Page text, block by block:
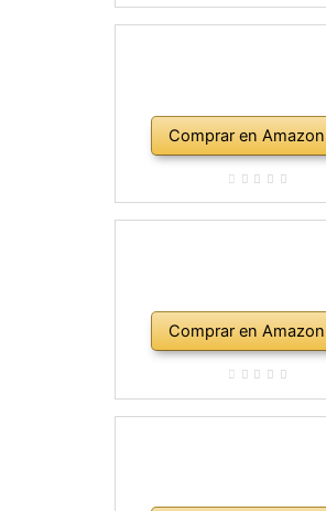
Comprar en Amazon
Comprar en Amazon